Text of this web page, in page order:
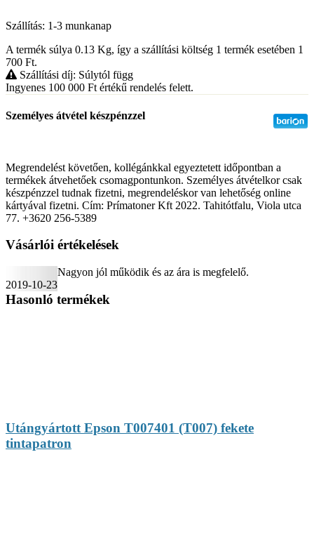
Szállítás: 1-3 munkanap
A termék súlya 0.13 Kg, így a szállítási költség 1 termék esetében 1
700 Ft.
Szállítási díj: Súlytól függ
Ingyenes 100 000 Ft értékű rendelés felett.
Személyes átvétel készpénzzel
Megrendelést követően, kollégánkkal egyeztetett időpontban a
termékek átvehetőek csomagpontunkon. Személyes átvételkor csak
készpénzzel tudnak fizetni, megrendeléskor van lehetőség online
kártyával fizetni. Cím: Prímatoner Kft 2022. Tahitótfalu, Viola utca
77. +3620 256-5389
Vásárlói értékelések
2019-10-23
Nagyon jól működik és az ára is megfelelő.
Hasonló termékek
Utángyártott Epson T007401 (T007) fekete
tintapatron